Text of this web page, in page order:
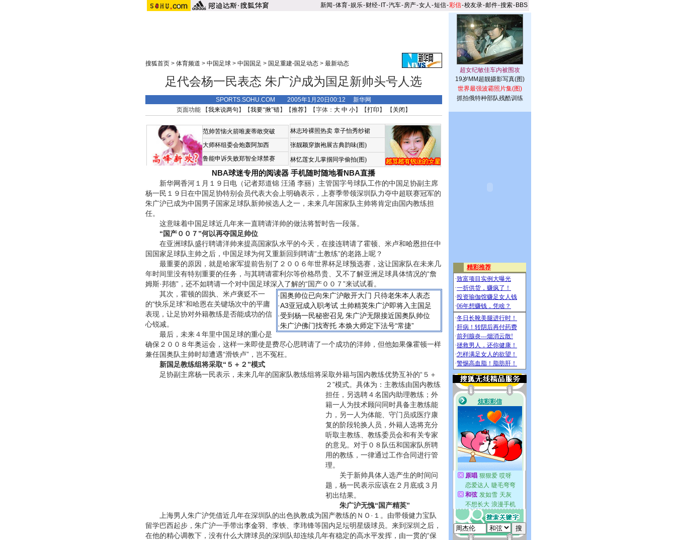
新闻-体育-娱乐-财经- IT-汽车-房产-女人 -短信-彩信-校友录-邮件-搜索- BBS
搜狐首页> 体育频道 > 中国足球> 中国国足 > 国足重建-国足动态> 最新动态
足代会杨一民表态 朱广沪成为国足新帅头号人选
SPORTS.SOHU.COM 2005年1月20日00:12 新华网
页面功能 【我来说两句 】【我要“揪”错】【推荐】【字体： 大 中 小】【打印 】 【 关闭 】
范帅苦恼火箭唯麦蒂敢突破
大师杯组委会炮轰阿加西
鲁能申诉失败郑智全球禁赛
林志玲裸照热卖 章子怡秀纱裙
张靓颖穿旗袍展古典韵味(图)
林忆莲女儿掌掴同学偷拍(图)
NBA球迷专用的阅读器 手机随时随地看NBA直播
新华网香河１月１９日电（记者郑道锦 汪涌 李丽）主管国字号球队工作的中国足协副主席
杨一民１９日在中国足协特别会员代表大会上明确表示，上赛季带领深圳队力夺中超联赛冠军的
朱广沪已成为中国男子国家足球队新帅候选人之一，未来几年国家队主帅将肯定由国内教练担
任。
这意味着中国足球近几年来一直聘请洋帅的做法将暂时告一段落。
“国产００７”何以再夺国足帅位
在亚洲球队盛行聘请洋帅来提高国家队水平的今天，在接连聘请了霍顿、米卢和哈恩担任中
国国家足球队主帅之后，中国足球为何又重新回到聘请“土教练”的老路上呢？
最重要的原因，就是哈家军提前告别了２００６年世界杯足球预选赛，这让国家队在未来几
年时间里没有特别重要的任务，与其聘请霍利尔等价格昂贵、又不了解亚洲足球具体情况的“詹
姆斯·邦德”，还不如聘请一个对中国足球深入了解的“国产００７”来试试看。
· 国奥帅位已向朱广沪敞开大门 只待老朱本人表态
·A3亚冠成入职考试 土帅精英朱广沪即将入主国足
·受到杨一民秘密召见 朱广沪无限接近国奥队帅位
·朱广沪佛门找寄托 本焕大师定下法号“常捷”
其次，霍顿的固执、米卢褒贬不一
的“快乐足球”和哈恩在关键场次中的平庸
表现，让足协对外籍教练是否能成功的信
心锐减。
最后，未来４年里中国足球的重心是
确保２００８年奥运会，这样一来即使是费尽心思聘请了一个成功的洋帅，但他如果像霍顿一样
兼任国奥队主帅时却遭遇“滑铁卢”，岂不冤枉。
新国足教练组将采取“５＋２”模式
足协副主席杨一民表示，未来几年的国家队教练组将采取外籍与国内教练优势互补的“５＋
２”模式。 具体为：主教练由国内教练
担任，另选聘４名国内助理教练；外
籍一人为技术顾问同时具备主教练能
力，另一人为体能、守门员或医疗康
复的阶段轮换人员，外籍人选将充分
听取主教练、教练委员会和有关专家
的意见。对于０８队伍和国家队所聘
用的教练，一律通过工作合同进行管
理。
关于新帅具体人选产生的时间问
题，杨一民表示应该在２月底或３月
初出结果。
朱广沪无愧“国产精英”
上海男人朱广沪凭借近几年在深圳队的出色执教成为国产教练的ＮＯ·１。由带领健力宝队
留学巴西起步，朱广沪一手带出李金羽 、李铁、李玮锋等国内足坛明星级球员。来到深圳之后，
在他的精心调教下，没有什么大牌球员的深圳队却连续几年有稳定的高水平发挥，由一贯的“保
19岁MM超靓摄影写真(图)
世界最强波霸照片集(图)
抓拍俄特种部队残酷训练